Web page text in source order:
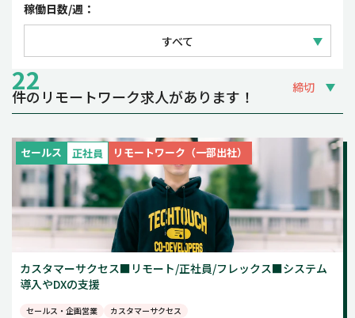
副業OK
1日 5~6時間
稼働日数/週：
すべて
週3~4日
週5日
土日祝のみ
22
件のリモートワーク求人があります！ 締切
セールス 正社員 リモートワーク（一部出社）
カスタマーサクセス■リモート/正社員/フレックス■システム
導入やDXの支援
セールス・企画営業
カスタマーサクセス